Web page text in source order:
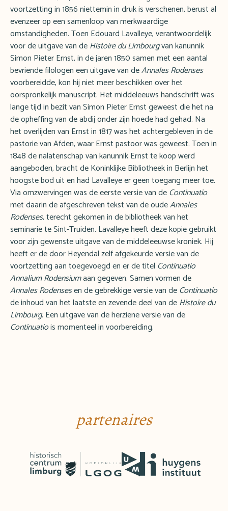
voortzetting in 1856 niettemin in druk is verschenen, berust al
evenzeer op een samenloop van merkwaardige
omstandigheden. Toen Edouard Lavalleye, verantwoordelijk
voor de uitgave van deHistoire du Limbourgvan kanunnik
Simon Pieter Ernst, in de jaren 1850 samen met een aantal
bevriende filologen een uitgave van deAnnales Rodenses
voorbereidde, kon hij niet meer beschikken over het
oorspronkelijk manuscript. Het middeleeuws handschrift was
lange tijd in bezit van Simon Pieter Ernst geweest die het na
de opheffing van de abdij onder zijn hoede had gehad. Na
het overlijden van Ernst in 1817 was het achtergebleven in de
pastorie van Afden, waar Ernst pastoor was geweest. Toen in
1848 de nalatenschap van kanunnik Ernst te koop werd
aangeboden, bracht de Koninklijke Bibliotheek in Berlijn het
hoogste bod uit en had Lavalleye er geen toegang meer toe.
Via omzwervingen was de eerste versie van deContinuatio
met daarin de afgeschreven tekst van de oudeAnnales
Rodenses, terecht gekomen in de bibliotheek van het
seminarie te Sint-Truiden. Lavalleye heeft deze kopie gebruikt
voor zijn gewenste uitgave van de middeleeuwse kroniek. Hij
heeft er de door Heyendal zelf afgekeurde versie van de
voortzetting aan toegevoegd en er de titel Continuatio
Annalium Rodensiumaan gegeven. Samen vormen de
Annales Rodensesen de gebrekkige versie van deContinuatio
de inhoud van het laatste en zevende deel van deHistoire du
Limbourg. Een uitgave van de herziene versie van de
Continuatiois momenteel in voorbereiding.
partenaires